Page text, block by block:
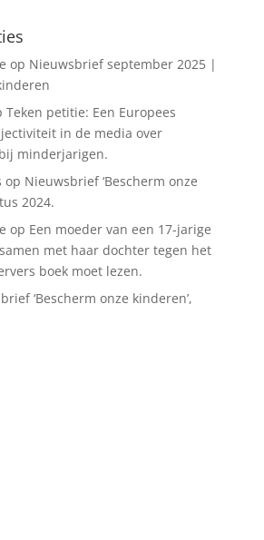
op Nieuwsbrief september 2025 |
Teken petitie: Een Europees
in de media over
bij minderjarigen.
op Nieuwsbrief ‘Bescherm onze
2024.
op Een moeder van een 17-jarige
met haar dochter tegen het
boek moet lezen.
‘Bescherm onze kinderen’,